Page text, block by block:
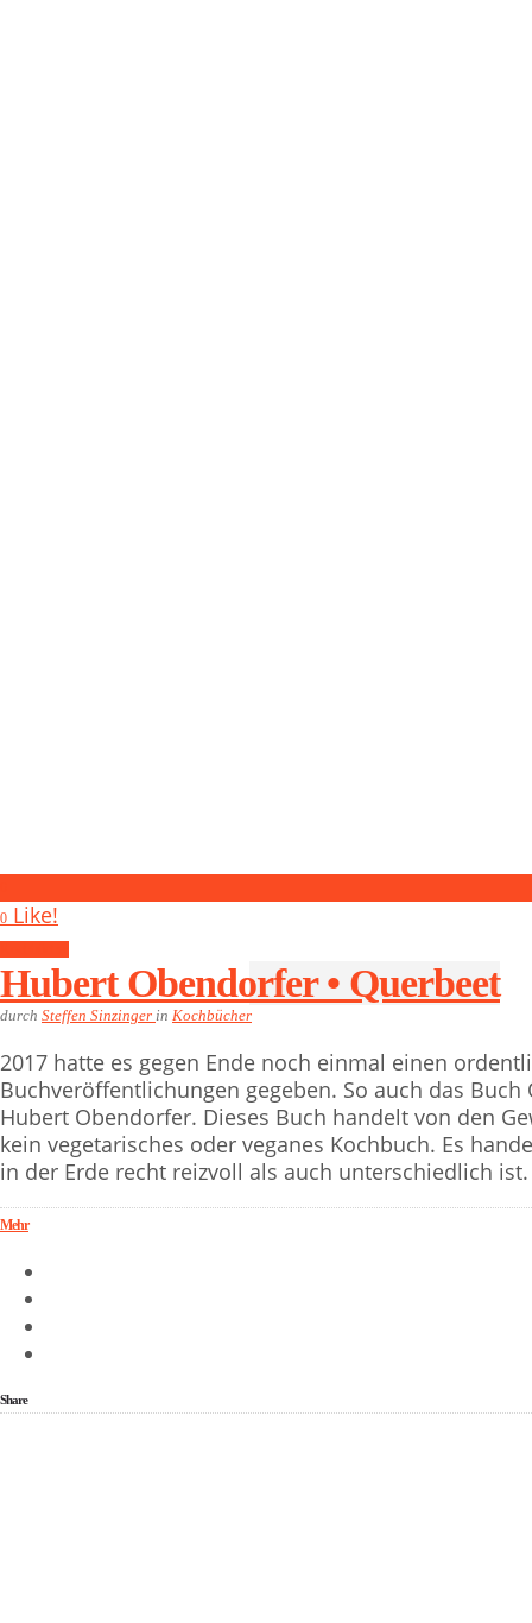
0 Like!
Hubert Obendorfer • Querbeet
durch Steffen Sinzinger in Kochbücher
2017 hatte es gegen Ende noch einmal einen
Buchveröffentlichungen gegeben. So auch das
Hubert Obendorfer. Dieses Buch handelt von den
kein vegetarisches oder veganes Kochbuch. Es
in der Erde recht reizvoll als auch unterschiedlich ist.
Mehr
Share